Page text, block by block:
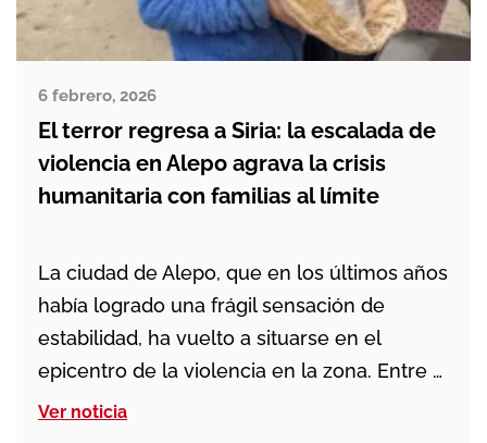
6 febrero, 2026
El terror regresa a Siria: la escalada de
violencia en Alepo agrava la crisis
humanitaria con familias al límite
La ciudad de Alepo, que en los últimos años
había logrado una frágil sensación de
estabilidad, ha vuelto a situarse en el
epicentro de la violencia en la zona. Entre el
23 de diciembre y el 12 de enero, distintos
Ver noticia